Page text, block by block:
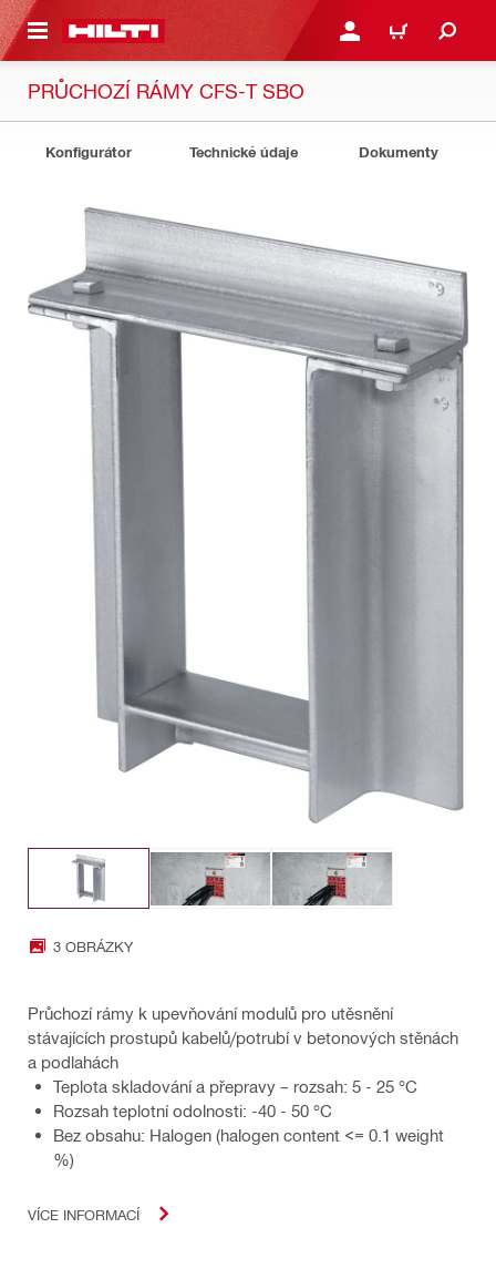
HLAVNÍ OBSAH PŘIHLÁSIT NEBO
KOŠÍK
PRŮCHOZÍ RÁMY CFS-T SBO
Konfigurátor Technické údaje Dokumenty
3 OBRÁZKY
Průchozí rámy k upevňování modulů pro utěsnění
stávajících prostupů kabelů/potrubí v betonových stěnách
a podlahách
Teplota skladování a přepravy – rozsah: 5 - 25 °C
Rozsah teplotní odolnosti: -40 - 50 °C
Bez obsahu: Halogen (halogen content <= 0.1 weight
%)
VÍCE INFORMACÍ